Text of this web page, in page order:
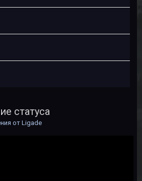
статуса
от Ligade